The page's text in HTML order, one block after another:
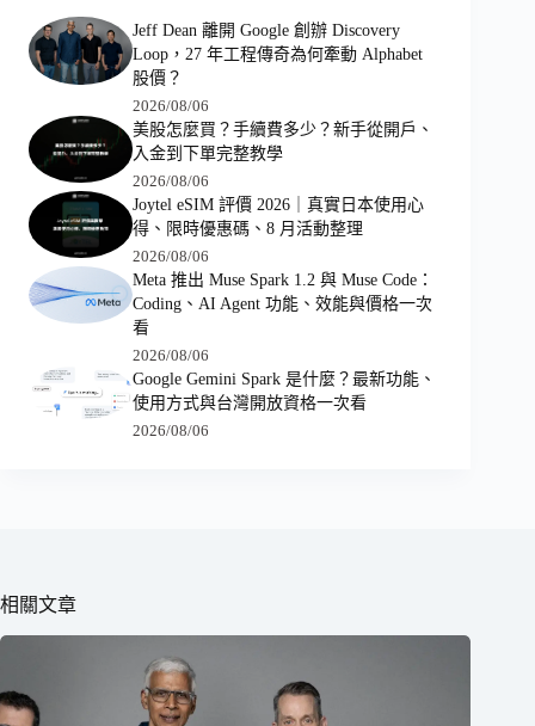
Jeff Dean 離開 Google 創辦 Discovery
Loop，27 年工程傳奇為何牽動 Alphabet
股價？
2026/08/06
美股怎麼買？手續費多少？新手從開戶、
入金到下單完整教學
2026/08/06
Joytel eSIM 評價 2026｜真實日本使用心
得、限時優惠碼、8 月活動整理
2026/08/06
Meta 推出 Muse Spark 1.2 與 Muse Code：
Coding、AI Agent 功能、效能與價格一次
看
2026/08/06
Google Gemini Spark 是什麼？最新功能、
使用方式與台灣開放資格一次看
2026/08/06
相關文章